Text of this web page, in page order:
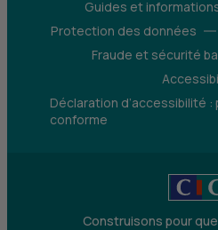
Guides et
Protection des données
Fraude et sécurité
Déclaration d’accessibilité
conforme
Construisons pour